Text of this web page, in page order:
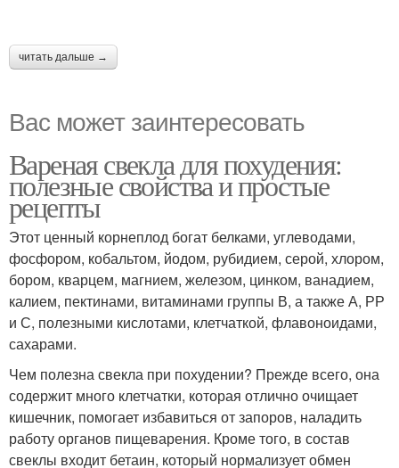
читать дальше →
Вас может заинтересовать
Вареная свекла для похудения:
полезные свойства и простые
рецепты
Этот ценный корнеплод богат белками, углеводами,
фосфором, кобальтом, йодом, рубидием, серой, хлором,
бором, кварцем, магнием, железом, цинком, ванадием,
калием, пектинами, витаминами группы В, а также А, РР
и С, полезными кислотами, клетчаткой, флавоноидами,
сахарами.
Чем полезна свекла при похудении? Прежде всего, она
содержит много клетчатки, которая отлично очищает
кишечник, помогает избавиться от запоров, наладить
работу органов пищеварения. Кроме того, в состав
свеклы входит бетаин, который нормализует обмен